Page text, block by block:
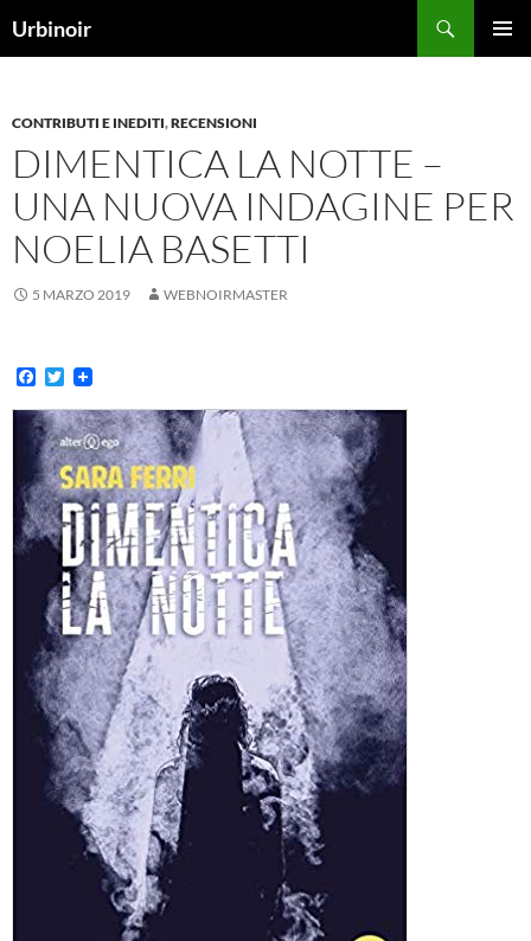
Urbinoir
CONTRIBUTI E INEDITI,RECENSIONI
DIMENTICA LA NOTTE –
UNA NUOVA INDAGINE PER
NOELIA BASETTI
5 MARZO 2019 WEBNOIRMASTER
F
c
e
b
o
o
k
T
i
t
t
e
r